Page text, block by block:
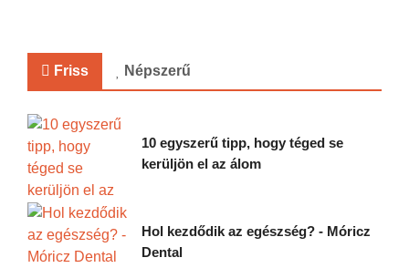
Friss Népszerű
10 egyszerű tipp, hogy téged se
kerüljön el az álom
Hol kezdődik az egészség? - Móricz
Dental